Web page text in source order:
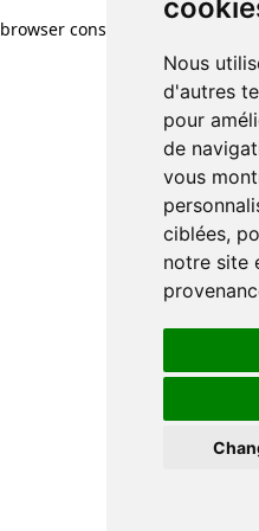
Nous
d'autres
pour
de
vous
ciblées,
notre site
browser console for more